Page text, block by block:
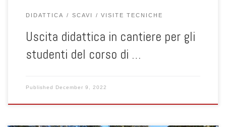
DIDATTICA SCAVI VISITE TECNICHE
Uscita didattica in cantiere per gli
studenti del corso di …
Published December 9, 2022